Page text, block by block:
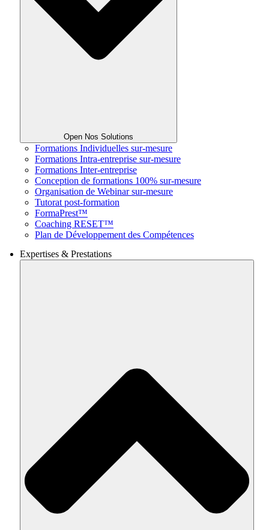
Open Nos Solutions
Formations Individuelles sur-mesure
Formations Intra-entreprise sur-mesure
Formations Inter-entreprise
Conception de formations 100% sur-mesure
Organisation de Webinar sur-mesure
Tutorat post-formation
FormaPrest™
Coaching RESET™
Plan de Développement des Compétences
Expertises & Prestations